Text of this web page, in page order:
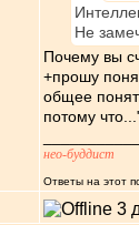
Не
Почему вы
+прошу
общее
потому
нео-буддист
Ответы на этот